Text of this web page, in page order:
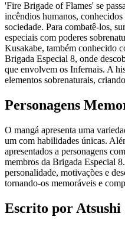
'Fire Brigade of Flames' se
incêndios humanos,
sociedade. Para combatê-los,
especiais com poderes
Kusakabe, também conhecido
Brigada Especial 8, onde
que envolvem os Infernais. A
elementos sobrenaturais,
Personagens
O mangá apresenta uma
um com habilidades únicas.
apresentados a personagens
membros da Brigada Especial
personalidade, motivações e
tornando-os memoráveis e
Escrito por Atsushi